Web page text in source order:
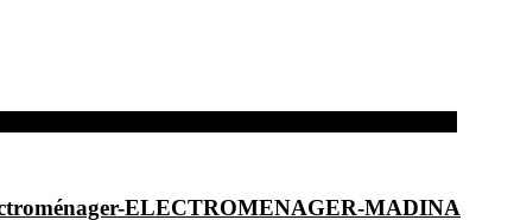
ELECTROMENAGER-MADINA